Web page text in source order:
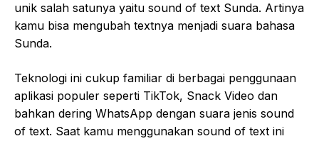
unik salah satunya yaitu sound of text Sunda. Artinya
kamu bisa mengubah textnya menjadi suara bahasa
Sunda.
Teknologi ini cukup familiar di berbagai penggunaan
aplikasi populer seperti TikTok, Snack Video dan
bahkan dering WhatsApp dengan suara jenis sound
of text. Saat kamu menggunakan sound of text ini